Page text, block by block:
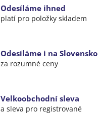
Odesíláme ihned
platí pro položky skladem
Odesíláme i na Slovensko
za rozumné ceny
Velkoobchodní sleva
a sleva pro registrované